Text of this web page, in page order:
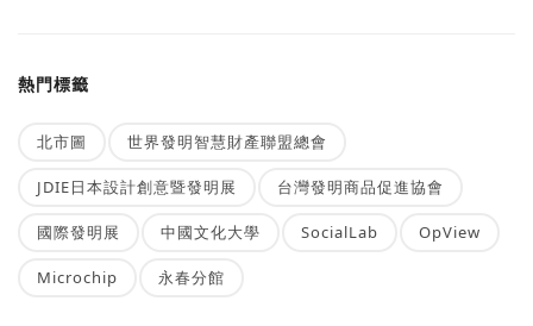
熱門標籤
北市圖 世界發明智慧財產聯盟總會
JDIE日本設計創意暨發明展 台灣發明商品促進協會
國際發明展 中國文化大學 SocialLab OpView
Microchip 永春分館